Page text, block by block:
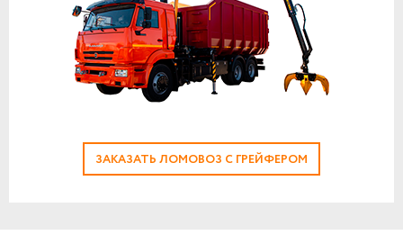
ЗАКАЗАТЬ ЛОМОВОЗ С ГРЕЙФЕРОМ